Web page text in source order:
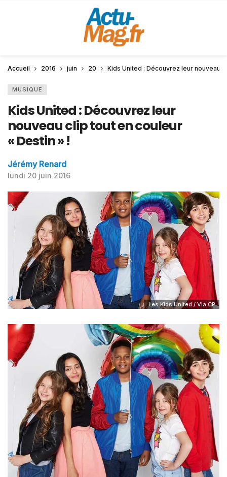
Accueil 2016 juin 20 Kids United : Découvrez leur nouveau
MUSIQUE
Kids United : Découvrez leur
nouveau clip tout en couleur
« Destin » !
Jérémy Renard
lundi 20 juin 2016
Les Kids United / Via CP